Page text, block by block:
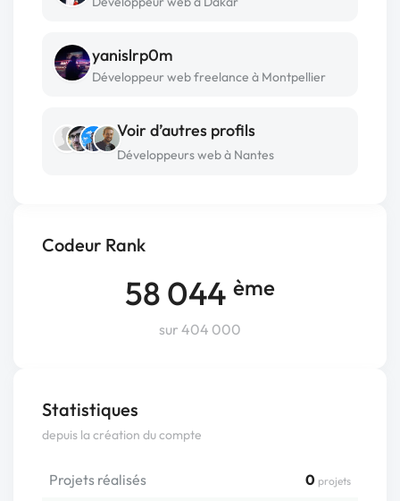
Codeur Rank
58 044 ème
sur 404 000
Statistiques
depuis la création du compte
Projets réalisés 0 projets
yanislrp0m
Développeur web freelance à Montpellier
Voir d’autres profils
Développeurs web à Nantes